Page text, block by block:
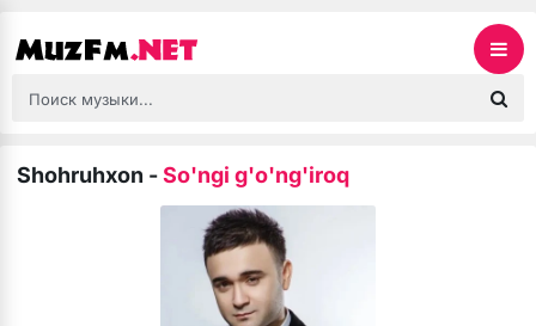
Shohruhxon -So'ngi g'o'ng'iroq